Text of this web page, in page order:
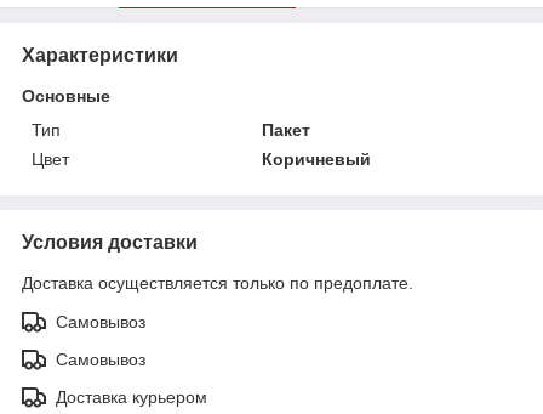
Характеристики
Основные
Тип
Пакет
Цвет
Коричневый
Условия доставки
Доставка осуществляется только по предоплате.
Самовывоз
Самовывоз
Доставка курьером